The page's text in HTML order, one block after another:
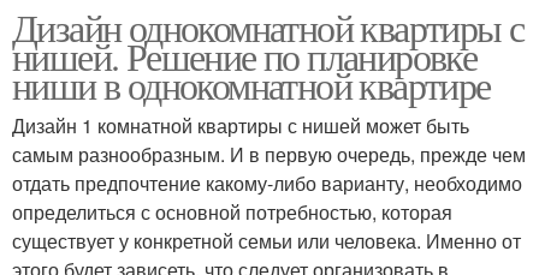
Комната с нишей М с нишей
Квартира с нишей
Дизайн однокомнатной квартиры с
нишей. Решение по планировке
ниши в однокомнатной квартире
Дизайн 1 комнатной квартиры с нишей может быть
самым разнообразным. И в первую очередь, прежде чем
отдать предпочтение какому-либо варианту, необходимо
определиться с основной потребностью, которая
существует у конкретной семьи или человека. Именно от